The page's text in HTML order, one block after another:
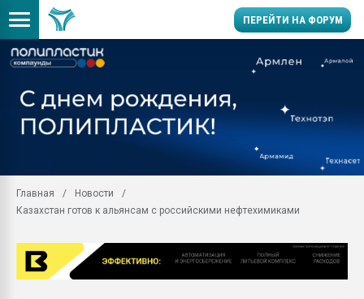
ПЕРЕЙТИ НА ФОРУМ
Вакуум-формовочные
28.07.2026
Всё, что касается
бутылок
Главная
Новости
Казахстан готов к альянсам с российскими нефтехимиками